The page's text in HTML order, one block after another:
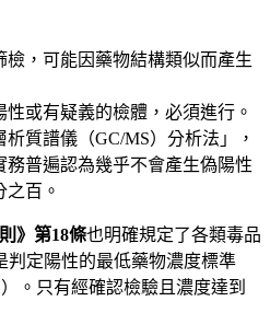
檢，可能因藥物結構類似而產生
性或有疑義的檢體，必須進行。
質譜儀（GC/MS）分析法」，
務普遍認為幾乎不會產生偽陽性
之百。
》第18條也明確規定了各類毒品
判定陽性的最低藥物濃度標準
。只有經確認檢驗且濃度達到